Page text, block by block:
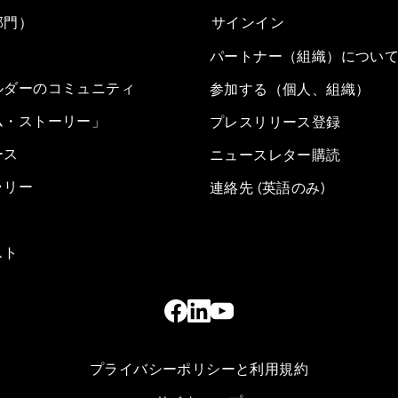
）
ーのコミュニティ
ストーリー」
リー
サインイン
パートナー（組織）につい
参加する（個人、組織）
プレスリリース登録
ニュースレター購読
連絡先 (英語のみ)
プライバシーポリシーと利用規約